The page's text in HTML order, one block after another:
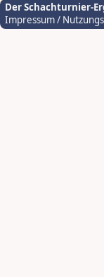
Der Schachturnier-
Impressum /